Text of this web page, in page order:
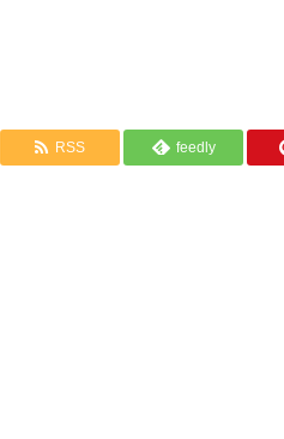
RSS feedly